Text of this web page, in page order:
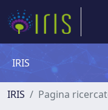
IRIS
IRIS Pagina